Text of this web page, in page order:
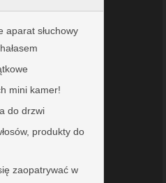
aparat słuchowy
mini kamer!
do drzwi
produkty do
zaopatrywać w